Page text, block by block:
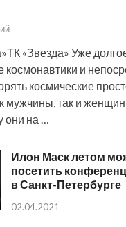
«Звезда» Уже
космонавтики и
космические
мужчины, так и
они на …
Илон Маск летом
посетить
в Санкт-Петербурге
02.04.2021